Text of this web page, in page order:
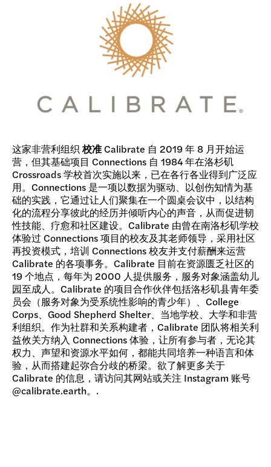
这家非营利组织 校准Calibrate 自 2019 年 8 月开始运
营，但其基础项目 Connections 自 1984 年在洛杉矶
Crossroads 学校首次实施以来，已在各行各业得到广泛应
用。Connections 是一项以数据为驱动、以创伤知情为基
础的实践，它通过让人们聚集在一个圆桌会议中，以结构
化的流程分享彼此的经历并倾听内心的声音，从而促进韧
性技能、疗愈和社区建设。Calibrate 由曾在南洛杉矶学校
体验过 Connections 项目的校友及其老师领导，采用社区
再投资模式，培训 Connections 校友并支付薪酬来运营
Calibrate 的各项事务。Calibrate 目前在资源匮乏社区的
19 个地点，每年为 2000 人提供服务，服务对象涵盖幼儿
园至成人。Calibrate 的项目合作伙伴包括洛杉矶县青年委
员会（服务对象为受系统性影响的青少年）、College
Corps、Good Shepherd Shelter、当地学校、大学和非营
利组织。作为社群和关系构建者，Calibrate 团队将相关利
益攸关方纳入 Connections 体验，让所有参与者，无论其
权力、声望和资源水平如何，都能共同培养一种语言和体
验，从而搭建起弥合分歧的桥梁。欲了解更多关于
Calibrate 的信息，请访问其网站或关注 Instagram 账号
@calibrate.earth。.